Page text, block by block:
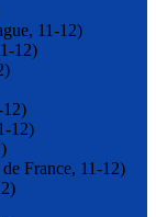
11-12)
12)
12)
12)
France, 11-12)